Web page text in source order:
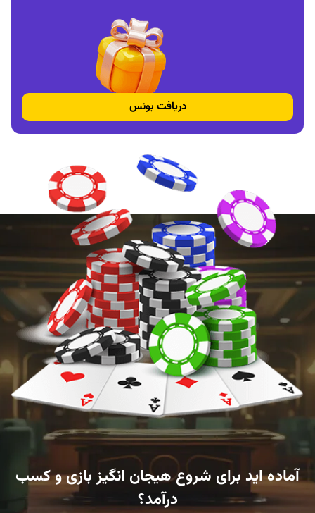
دریافت بونس
آماده اید برای شروع هیجان انگیز بازی و کسب
درآمد؟